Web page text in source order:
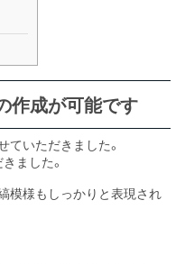
作成が可能です
いただきました。
ました。
模様もしっかりと表現され